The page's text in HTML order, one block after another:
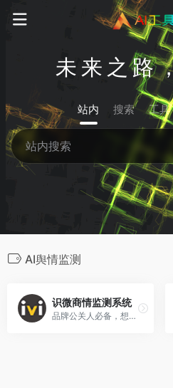
未来之路
站内 搜索 工具
AI舆情监测
识微商情监测系统
品牌公关人必备，想知道大家都在骂你/夸你公司什么？点击立即查询